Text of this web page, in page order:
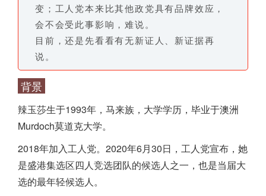
变；工人党本来比其他政党具有品牌效应，
会不会受此事影响，难说。
目前，还是先看看有无新证人、新证据再
说。
背景
辣玉莎生于1993年，马来族，大学学历，毕业于澳洲
Murdoch莫道克大学。
2018年加入工人党。2020年6月30日，工人党宣布，她
是盛港集选区四人竞选团队的候选人之一，也是当届大
选的最年轻候选人。